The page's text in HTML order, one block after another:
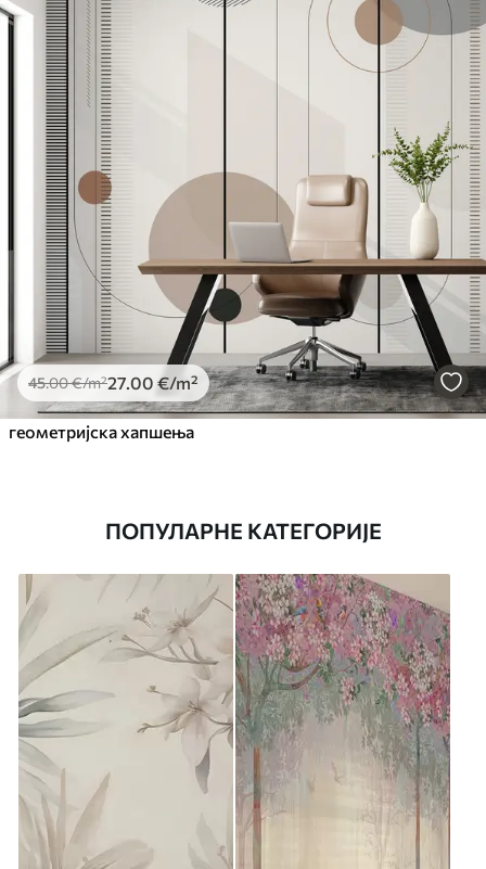
45.00€/m²27 .00 €/m²
геометријска хапшења
ПОПУЛАРНЕ КАТЕГОРИЈЕ